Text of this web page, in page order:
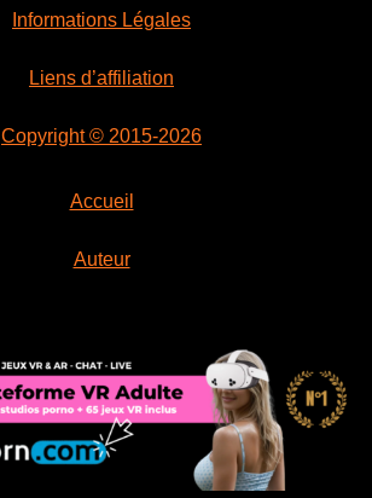
Informations Légales
Liens d’affiliation
Copyright © 2015-2026
Accueil
Auteur